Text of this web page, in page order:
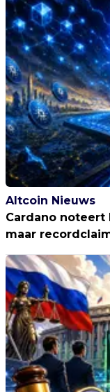
Altcoin Nieuws
Cardano noteert
maar